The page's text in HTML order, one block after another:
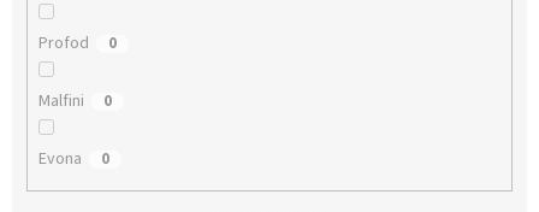
Profod 0
Malfini 0
Evona 0